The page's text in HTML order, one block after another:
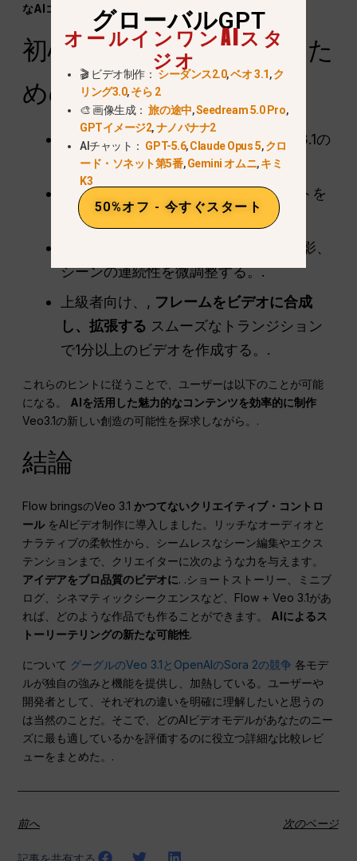
なAIコンテンツ 正確さと創造性をもって。.
初心者とプロユーザーのた
めのヒント
始めよう ショートクリップ
で、Veo 3.1の
レンダリングに慣れてください。.
実験複数の参照画像
AIのアウトプットを
導く。.
照明、影、
シーンの連続性を微調整する。.
上級者向け、, フレームをビデオに合成
し、拡張する スムーズなトランジション
で1分以上のビデオを作成する。.
これらのヒントに従うことで、ユーザーは以下のことが可能
になる。 AIを活用した魅力的なコンテンツを効率的に制作
Veo3.1の新しい創造の可能性を探求しながら。.
結論
Flow bringsのVeo 3.1 かつてないクリエイティブ・コントロ
ールをAIビデオ制作に導入しました。リッチなオーディオと
ナラティブの柔軟性から、シームレスなシーン編集やエクス
テンションまで、クリエイターに次のような力を与えます。
アイデアをプロ品質のビデオに. .ショートストーリー、ミニブ
ログ、シネマティックシークエンスなど、Flow + Veo 3.1があ
れば、どのような作品でも作ることができます。 AIによるス
トーリーテリングの新たな可能性.
について グーグルのVeo 3.1とOpenAIのSora 2の競争 各モデ
ルが独自の強みと機能を提供し、加熱している。ユーザーや
開発者として、それぞれの違いを明確に理解したいと思うの
は当然のことだ。そこで、どのAIビデオモデルがあなたのニー
ズに最も適しているかを評価するのに役立つ詳細な比較レビ
ューをまとめた。.
前へ 次のページ
グローバルGPT
オールインワンAIスタ
ジオ
🎬 ビデオ制作：シーダンス2.0,ベオ 3.1,ク
リング3.0,そら 2
🎨 画像生成：旅の途中,Seedream 5.0 Pro,
GPTイメージ2,ナノバナナ2
AIチャット： GPT-5.6,Claude Opus 5,クロ
ード・ソネット第5番,Gemini オムニ,キミ
K3
50%オフ - 今すぐスタート